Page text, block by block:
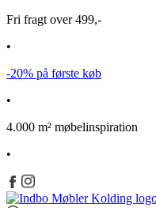
Fri fragt over 499,-
•
-20% på første køb
•
4.000 m² møbelinspiration
•